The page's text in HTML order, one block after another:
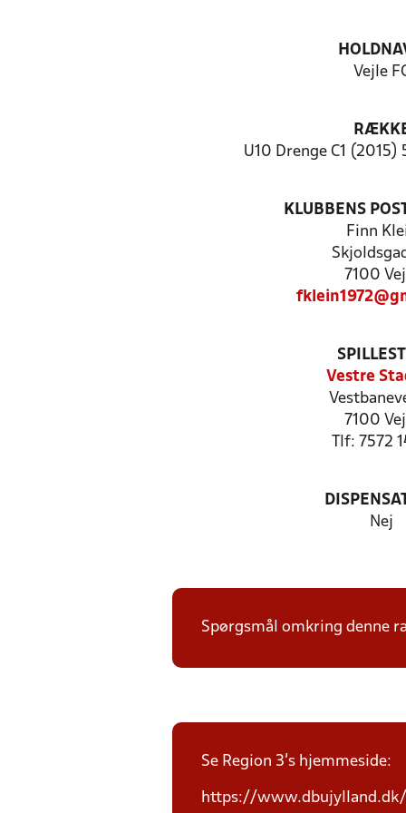
Vejle
U10 Drenge C1
KLUBBENS
Finn
7100
Vestre
7100
Tlf: 7572
Nej
Spørgsmål omkring denne
Se Region 3's hjemmeside:
https://